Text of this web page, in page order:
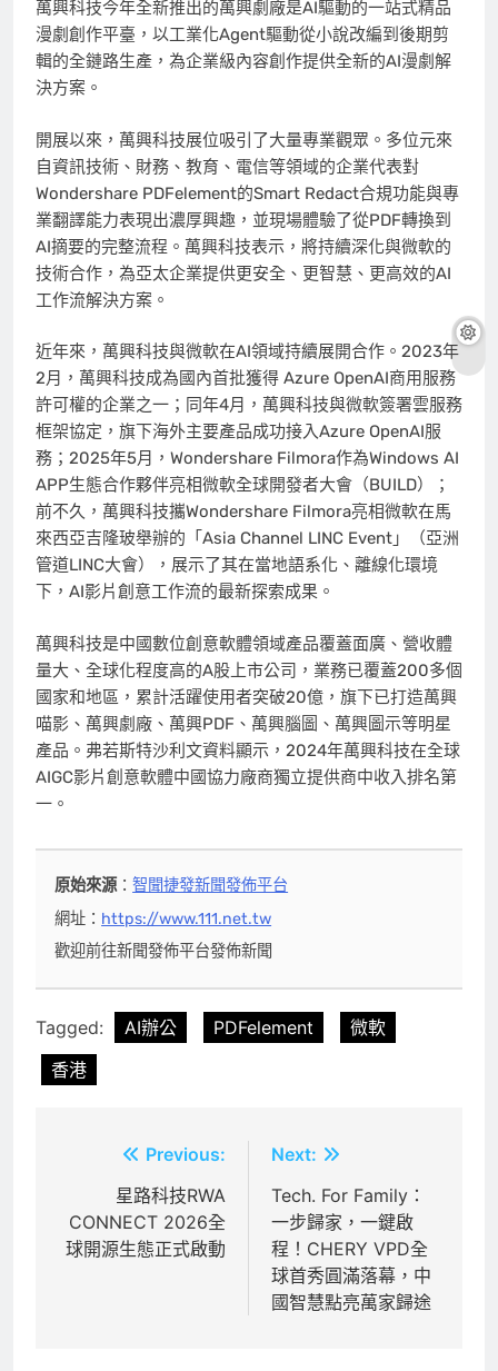
萬興科技今年全新推出的萬興劇廠是AI驅動的一站式精品
漫劇創作平臺，以工業化Agent驅動從小說改編到後期剪
輯的全鏈路生產，為企業級內容創作提供全新的AI漫劇解
決方案。
開展以來，萬興科技展位吸引了大量專業觀眾。多位元來
自資訊技術、財務、教育、電信等領域的企業代表對
Wondershare PDFelement的Smart Redact合規功能與專
業翻譯能力表現出濃厚興趣，並現場體驗了從PDF轉換到
AI摘要的完整流程。萬興科技表示，將持續深化與微軟的
技術合作，為亞太企業提供更安全、更智慧、更高效的AI
工作流解決方案。
近年來，萬興科技與微軟在AI領域持續展開合作。2023年
2月，萬興科技成為國內首批獲得 Azure OpenAI商用服務
許可權的企業之一；同年4月，萬興科技與微軟簽署雲服務
框架協定，旗下海外主要產品成功接入Azure OpenAI服
務；2025年5月，Wondershare Filmora作為Windows AI
APP生態合作夥伴亮相微軟全球開發者大會（BUILD）；
前不久，萬興科技攜Wondershare Filmora亮相微軟在馬
來西亞吉隆玻舉辦的 「 Asia Channel LINC Event 」
（亞洲
管道LINC大會），展示了其在當地語系化、離線化環境
下，AI影片創意工作流的最新探索成果。
萬興科技是中國數位創意軟體領域產品覆蓋面廣、營收體
量大、全球化程度高的A股上市公司，業務已覆蓋200多個
國家和地區，累計活躍使用者突破20億，旗下已打造萬興
喵影、萬興劇廠、萬興PDF、萬興腦圖、萬興圖示等明星
產品。弗若斯特沙利文資料顯示，2024年萬興科技在全球
AIGC影片創意軟體中國協力廠商獨立提供商中收入排名第
一。
原始來源：智聞捷發新聞發佈平台
網址： https://www.111.net.tw
歡迎前往新聞發佈平台發佈新聞
Tagged: AI辦公 PDFelement
微軟
香港
導
Previous:
星路科技RWA
CONNECT 2026全
球開源生態正式啟動
Next:
Tech. For Family：
一步歸家，一鍵啟
程！CHERY VPD全
球首秀圓滿落幕，中
國智慧點亮萬家歸途